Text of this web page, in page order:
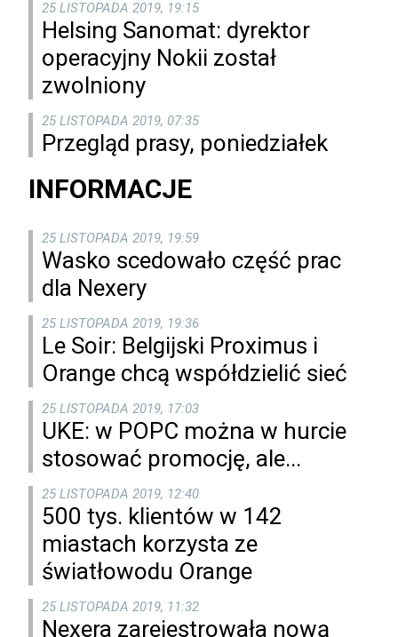
25 LISTOPADA 2019, 19:15
Helsing Sanomat: dyrektor
operacyjny Nokii został
zwolniony
25 LISTOPADA 2019, 07:35
Przegląd prasy, poniedziałek
INFORMACJE
25 LISTOPADA 2019, 19:59
Wasko scedowało część prac
dla Nexery
25 LISTOPADA 2019, 19:36
Le Soir: Belgijski Proximus i
Orange chcą współdzielić sieć
25 LISTOPADA 2019, 17:03
UKE: w POPC można w hurcie
stosować promocję, ale...
25 LISTOPADA 2019, 12:40
500 tys. klientów w 142
miastach korzysta ze
światłowodu Orange
25 LISTOPADA 2019, 11:32
Nexera zarejestrowała nową